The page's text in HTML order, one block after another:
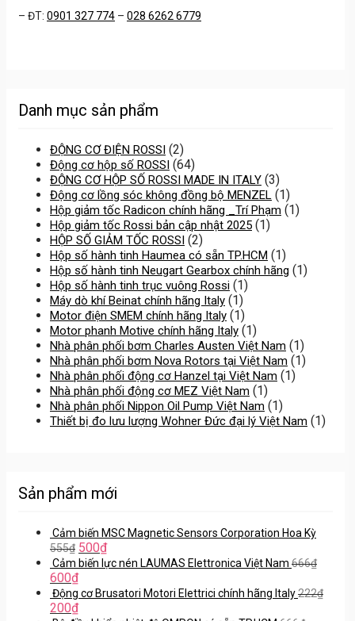
– ĐT: 0901 327 774 – 028 6262 6779
Danh mục sản phẩm
ĐỘNG CƠ ĐIỆN ROSSI (2)
Động cơ hộp số ROSSI (64)
ĐỘNG CƠ HỘP SỐ ROSSI MADE IN ITALY (3)
Động cơ lồng sóc không đồng bộ MENZEL (1)
Hộp giảm tốc Radicon chính hãng _Trí Phạm (1)
Hộp giảm tốc Rossi bản cập nhật 2025 (1)
HỘP SỐ GIẢM TỐC ROSSI (2)
Hộp số hành tinh Haumea có sẵn TP.HCM (1)
Hộp số hành tinh Neugart Gearbox chính hãng (1)
Hộp số hành tinh trục vuông Rossi (1)
Máy dò khí Beinat chính hãng Italy (1)
Motor điện SMEM chính hãng Italy (1)
Motor phanh Motive chính hãng Italy (1)
Nhà phân phối bơm Charles Austen Việt Nam (1)
Nhà phân phối bơm Nova Rotors tại Việt Nam (1)
Nhà phân phối động cơ Hanzel tại Việt Nam (1)
Nhà phân phối động cơ MEZ Việt Nam (1)
Nhà phân phối Nippon Oil Pump Việt Nam (1)
Thiết bị đo lưu lượng Wohner Đức đại lý Việt Nam (1)
Sản phẩm mới
Cảm biến MSC Magnetic Sensors Corporation Hoa Kỳ
555₫ 500₫
Cảm biến lực nén LAUMAS Elettronica Việt Nam 666₫
600₫
Động cơ Brusatori Motori Elettrici chính hãng Italy222₫
200₫